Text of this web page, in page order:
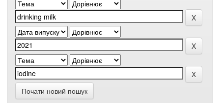
Почати новий пошук